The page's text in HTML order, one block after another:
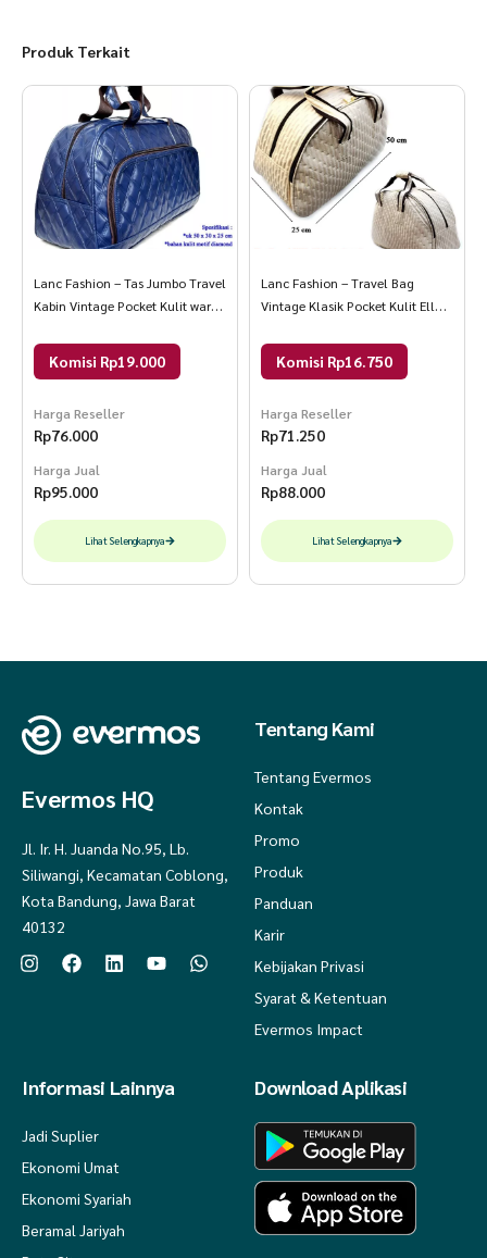
Produk Terkait
Lanc Fashion – Tas Jumbo Travel
Kabin Vintage Pocket Kulit warna
Komisi Rp19.000
Harga Reseller
Rp76.000
Harga Jual
Rp95.000
Lihat Selengkapnya
Lanc Fashion – Travel Bag
Vintage Klasik Pocket Kulit Ell
Komisi Rp16.750
Harga Reseller
Rp71.250
Harga Jual
Rp88.000
Lihat Selengkapnya
Evermos HQ
Jl. Ir. H. Juanda No.95, Lb.
Siliwangi, Kecamatan Coblong,
Kota Bandung, Jawa Barat
40132
Tentang Kami
Tentang Evermos
Kontak
Promo
Produk
Panduan
Karir
Kebijakan Privasi
Syarat & Ketentuan
Evermos Impact
Informasi Lainnya
Jadi Suplier
Ekonomi Umat
Ekonomi Syariah
Beramal Jariyah
Download Aplikasi